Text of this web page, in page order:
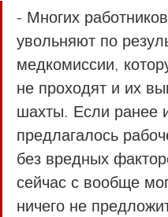
- Многих работников
увольняют по
медкомиссии,
не проходят и их
шахты. Если ранее
предлагалось
без вредных
сейчас с вообще
ничего не